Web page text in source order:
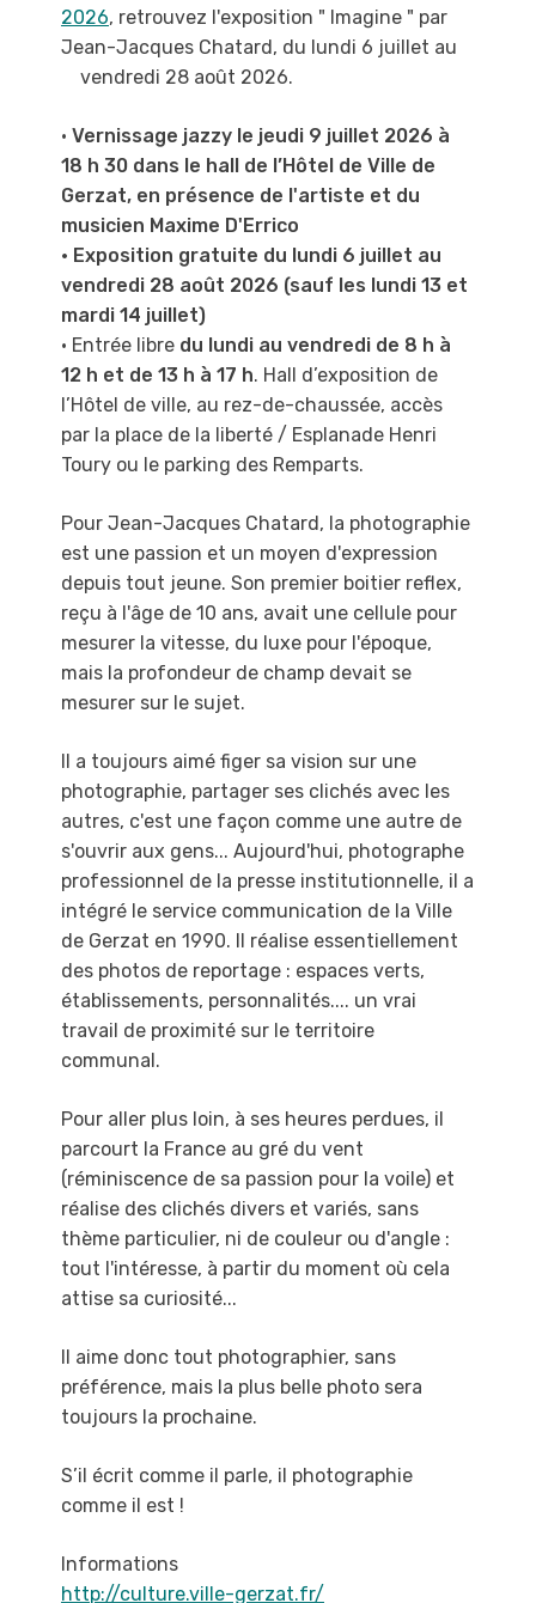
2026, retrouvez l'exposition " Imagine " par
Jean-Jacques Chatard, du lundi 6 juillet au
vendredi 28 août 2026.
• Vernissage jazzy le jeudi 9 juillet 2026 à
18 h 30 dans le hall de l’Hôtel de Ville de
Gerzat, en présence de l'artiste et du
musicien Maxime D'Errico
• Exposition gratuite du lundi 6 juillet au
vendredi 28 août 2026 (sauf les lundi 13 et
mardi 14 juillet)
• Entrée libre du lundi au vendredi de 8 h à
12 h et de 13 h à 17 h. Hall d’exposition de
l’Hôtel de ville, au rez-de-chaussée, accès
par la place de la liberté / Esplanade Henri
Toury ou le parking des Remparts.
Pour Jean-Jacques Chatard, la photographie
est une passion et un moyen d'expression
depuis tout jeune. Son premier boitier reflex,
reçu à l'âge de 10 ans, avait une cellule pour
mesurer la vitesse, du luxe pour l'époque,
mais la profondeur de champ devait se
mesurer sur le sujet.
Il a toujours aimé figer sa vision sur une
photographie, partager ses clichés avec les
autres, c'est une façon comme une autre de
s'ouvrir aux gens... Aujourd'hui, photographe
professionnel de la presse institutionnelle, il a
intégré le service communication de la Ville
de Gerzat en 1990. Il réalise essentiellement
des photos de reportage : espaces verts,
établissements, personnalités.... un vrai
travail de proximité sur le territoire
communal.
Pour aller plus loin, à ses heures perdues, il
parcourt la France au gré du vent
(réminiscence de sa passion pour la voile) et
réalise des clichés divers et variés, sans
thème particulier, ni de couleur ou d'angle :
tout l'intéresse, à partir du moment où cela
attise sa curiosité...
Il aime donc tout photographier, sans
préférence, mais la plus belle photo sera
toujours la prochaine.
S’il écrit comme il parle, il photographie
comme il est !
Informations
http://culture.ville-gerzat.fr/